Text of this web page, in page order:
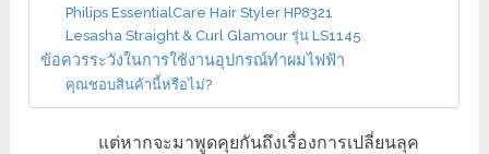
Philips EssentialCare Hair Styler HP8321
Lesasha Straight & Curl Glamour รุ่น LS1145
ข้อควรระวังในการใช้งานอุปกรณ์ทำผมไฟฟ้า
คุณชอบสินค้านี้หรือไม่?
แต่หากจะมาพูดคุยกันถึงเรื่องการเปลี่ยนลุค